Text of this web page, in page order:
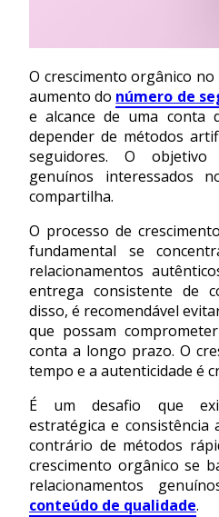
O crescimento orgânico
aumento do número de
e alcance de uma conta
depender de métodos
seguidores. O
genuínos interessados
compartilha.
O processo de
fundamental se
relacionamentos
entrega consistente de
disso, é recomendável
que possam
conta a longo prazo. O
tempo e a autenticidade é
É um desafio que
estratégica e
contrário de métodos
crescimento orgânico se
relacionamentos
conteúdo de qualidade.